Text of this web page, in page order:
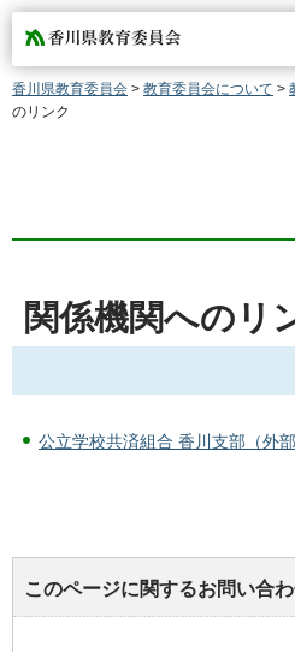
香川県教育委員会
香川県教育委員会 > 教育委員会について >
のリンク
関係機関へのリ
公立学校共済組合 香川支部（外
このページに関するお問い合